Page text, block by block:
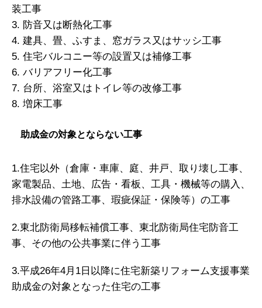
装工事
3. 防音又は断熱化工事
4. 建具、畳、ふすま、窓ガラス又はサッシ工事
5. 住宅バルコニー等の設置又は補修工事
6. バリアフリー化工事
7. 台所、浴室又はトイレ等の改修工事
8. 増床工事
助成金の対象とならない工事
1.住宅以外（倉庫・車庫、庭、井戸、取り壊し工事、
家電製品、土地、広告・看板、工具・機械等の購入、
排水設備の管路工事、瑕疵保証・保険等）の工事
2.東北防衛局移転補償工事、東北防衛局住宅防音工
事、その他の公共事業に伴う工事
3.平成26年4月1日以降に住宅新築リフォーム支援事業
助成金の対象となった住宅の工事